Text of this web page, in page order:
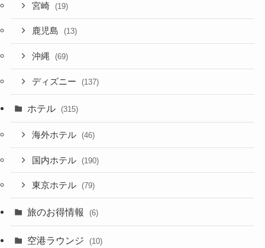
宮崎 (19)
鹿児島 (13)
沖縄 (69)
ディズニー (137)
ホテル (315)
海外ホテル (46)
国内ホテル (190)
東京ホテル (79)
旅のお得情報 (6)
空港ラウンジ (10)